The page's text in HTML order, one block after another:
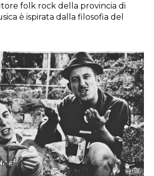
folk rock della provincia di
è ispirata dalla filosofia del